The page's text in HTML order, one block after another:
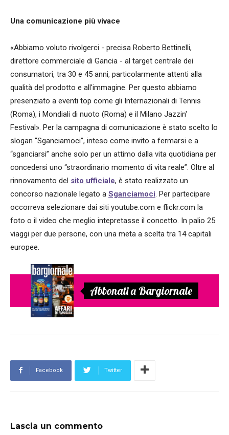
Una comunicazione più vivace
«Abbiamo voluto rivolgerci - precisa Roberto Bettinelli,
direttore commerciale di Gancia - al target centrale dei
consumatori, tra 30 e 45 anni, particolarmente attenti alla
qualità del prodotto e all'immagine. Per questo abbiamo
presenziato a eventi top come gli Internazionali di Tennis
(Roma), i Mondiali di nuoto (Roma) e il Milano Jazzin'
Festival». Per la campagna di comunicazione è stato scelto lo
slogan “Sganciamoci”, inteso come invito a fermarsi e a
“sganciarsi” anche solo per un attimo dalla vita quotidiana per
concedersi uno “straordinario momento di vita reale”. Oltre al
rinnovamento del sito ufficiale, è stato realizzato un
concorso nazionale legato a Sganciamoci. Per partecipare
occorreva selezionare dai siti youtube.com e flickr.com la
foto o il video che meglio intepretasse il concetto. In palio 25
viaggi per due persone, con una meta a scelta tra 14 capitali
europee.
Abbonati a Bargiornale
Facebook Twitter
Lascia un commento